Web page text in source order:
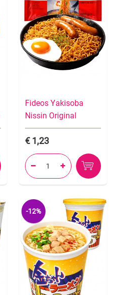
Fideos Yakisoba
Nissin Original
1,23
 
-12%